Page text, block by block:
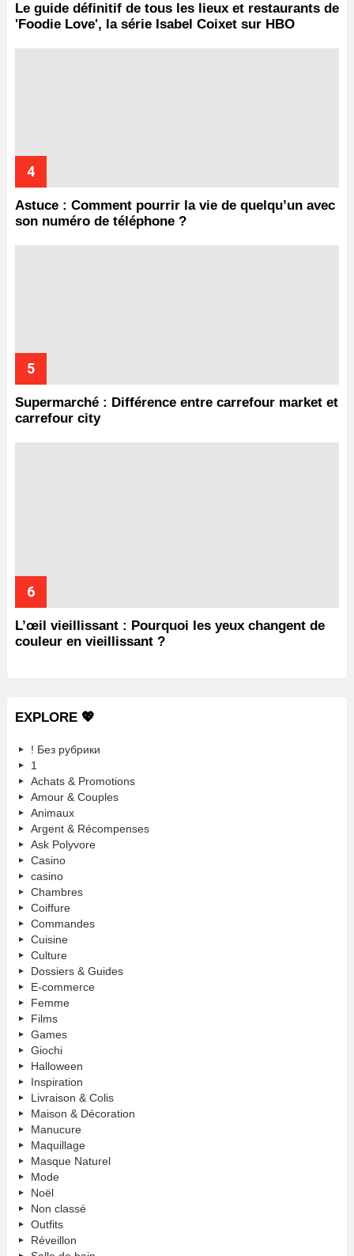
Le guide définitif de tous les lieux et restaurants de
'Foodie Love', la série Isabel Coixet sur HBO
Astuce : Comment pourrir la vie de quelqu’un avec
son numéro de téléphone ?
Supermarché : Différence entre carrefour market et
carrefour city
L’œil vieillissant : Pourquoi les yeux changent de
couleur en vieillissant ?
EXPLORE 💖
! Без рубрики
1
Achats & Promotions
Amour & Couples
Animaux
Argent & Récompenses
Ask Polyvore
Casino
casino
Chambres
Coiffure
Commandes
Cuisine
Culture
Dossiers & Guides
E-commerce
Femme
Films
Games
Giochi
Halloween
Inspiration
Livraison & Colis
Maison & Décoration
Manucure
Maquillage
Masque Naturel
Mode
Noël
Non classé
Outfits
Réveillon